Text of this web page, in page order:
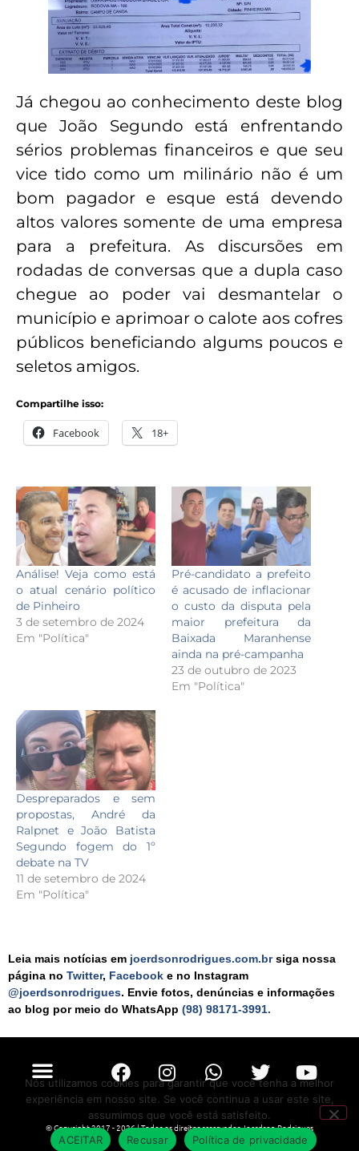
Já chegou ao conhecimento deste blog
que João Segundo está enfrentando
sérios problemas financeiros e que seu
vice tido como um milinário não é um
bom pagador e esque está devendo
altos valores somente de uma empresa
para a prefeitura. As discursões em
rodadas de conversas que a dupla caso
chegue ao poder vai desmantelar o
município e aprimoar o calote aos cofres
públicos beneficiando algums poucos e
seletos amigos.
Compartilhe isso:
Facebook 18+
Análise! Veja como está
o atual cenário político
de Pinheiro
3 de setembro de 2024
Em "Política"
Pré-candidato a prefeito
é acusado de inflacionar
o custo da disputa pela
maior prefeitura da
Baixada Maranhense
ainda na pré-campanha
23 de outubro de 2023
Em "Política"
Despreparados e sem
propostas, André da
Ralpnet e João Batista
Segundo fogem do 1º
debate na TV
11 de setembro de 2024
Em "Política"
Leia mais notícias em joerdsonrodrigues.com.brsiga nossa
página no Twitter, Facebook e no Instagram
@joerdsonrodrigues. Envie fotos, denúncias e informações
ao blog por meio do WhatsApp (98) 98171-3991.
© Copyright 2017 - 2026 | Todos os direitos reservados Joerdson Rodrigues
Nós utilizamos cookies para garantir que você tenha a melhor
experiência em nosso site. Se você continua a usar este site,
assumimos que você está satisfeito.
ACEITAR
Recusar Política de privacidade